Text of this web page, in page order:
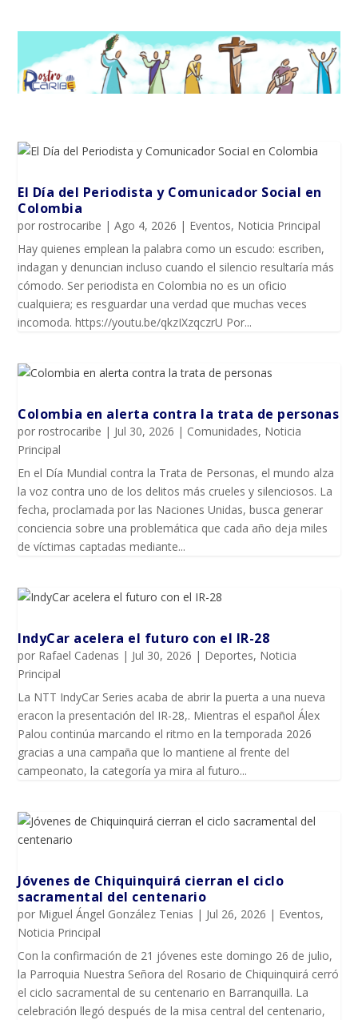
El Día del Periodista y Comunicador SociaI en
Colombia
porrostrocaribe |Ago 4, 2026 | Eventos, Noticia Principal
Hay quienes emplean la palabra como un escudo: escriben,
indagan y denuncian incluso cuando el silencio resultaría más
cómodo. Ser periodista en Colombia no es un oficio
cualquiera; es resguardar una verdad que muchas veces
incomoda. https://youtu.be/qkzIXzqczrU Por...
Colombia en alerta contra la trata de personas
porrostrocaribe | Jul 30, 2026 | Comunidades, Noticia
Principal
En el Día Mundial contra la Trata de Personas, el mundo alza
la voz contra uno de los delitos más crueles y silenciosos. La
fecha, proclamada por las Naciones Unidas, busca generar
conciencia sobre una problemática que cada año deja miles
de víctimas captadas mediante...
IndyCar acelera el futuro con el IR-28
por Rafael Cadenas | Jul 30, 2026 | Deportes, Noticia
Principal
La NTT IndyCar Series acaba de abrir la puerta a una nueva
eracon la presentación del IR-28,. Mientras el español Álex
Palou continúa marcando el ritmo en la temporada 2026
gracias a una campaña que lo mantiene al frente del
campeonato, la categoría ya mira al futuro...
Jóvenes de Chiquinquirá cierran el ciclo
sacramental del centenario
por Miguel Ángel González Tenias | Jul 26, 2026 | Eventos,
Noticia Principal
Con la confirmación de 21 jóvenes este domingo 26 de julio,
la Parroquia Nuestra Señora del Rosario de Chiquinquirá cerró
el ciclo sacramental de su centenario en Barranquilla. La
celebración llegó después de la misa central del centenario,